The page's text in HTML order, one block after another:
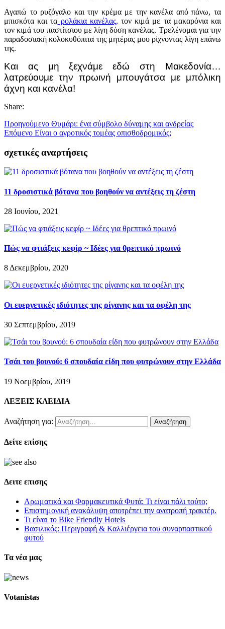
Αγαπώ το ρυζόγαλο και την κρέμα με την κανέλα από πάνω, τα
μπισκότα και τα ρολάκια κανέλας, τον κιμά με τα μακαρόνια και
τον κιμά του παστίτσιου με λίγη δόση κανέλας. Τρελένομαι για την
παραδοσιακή κολοκυθόπιτα της μητέρας μου ρίχνοντας λίγη επάνω
της.
Και ας μη ξεχνάμε εδώ στη Μακεδονία…
λατρεύουμε την πρωινή μπουγάτσα με μπόλικη
άχνη και κανέλα!
Share:
Προηγούμενο Θυμάρι: ένα σύμβολο δύναμης και ανδρείας
Επόμενο Είναι ο αγροτικός τομέας οπισθοδρομικός;
σχετικές αναρτήσεις
11 δροσιστικά βότανα που βοηθούν να αντέξεις τη ζέστη
28 Ιουνίου, 2021
Πώς να φτιάξεις κεφίρ ~ Ιδέες για θρεπτικό πρωινό
8 Δεκεμβρίου, 2020
Οι ευεργετικές ιδιότητες της ρίγανης και τα οφέλη της
30 Σεπτεμβρίου, 2019
Τσάι του βουνού: 6 σπουδαία είδη που φυτρώνουν στην Ελλάδα
19 Νοεμβρίου, 2019
ΛΕΞΕΙΣ ΚΛΕΙΔΙΑ
Αναζήτηση για:
Δείτε επίσης
Δειτε επισης
Αρωματικά και Φαρμακευτικά Φυτά: Τι είναι πάλι τούτο;
Επιστημονική ανακάλυψη αποτρέπει την ανατροπή τρακτέρ.
Τι είναι το Bike Friendly Hotels
Βασιλικός: Περιγραφή & Καλλιέργεια του συναρπαστικού
φυτού
Τα νέα μας
Votanistas